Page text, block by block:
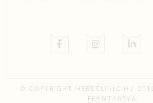
© COPYRIGHT HERBCLINIC.HU
FENNTARTVA.